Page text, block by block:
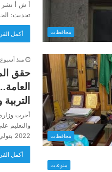
محافظات
تحديث: الخميس 15
أكمل
محافظات
منذ
حقق
أجرت وزارة
2022 بتولي…
أكمل
منوعات